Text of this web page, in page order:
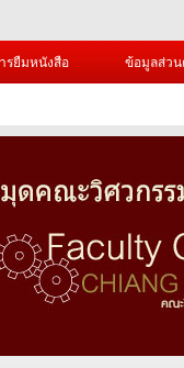
รยืมหนังสือ ข้อมูลส่ว